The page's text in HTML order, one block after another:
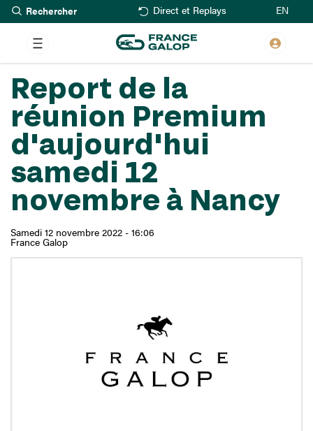
Aller
au
contenu
principal
Rechercher Direct et Replays EN
Report de la
réunion Premium
d'aujourd'hui
samedi 12
novembre à Nancy
Samedi 12 novembre 2022 - 16:06
France Galop